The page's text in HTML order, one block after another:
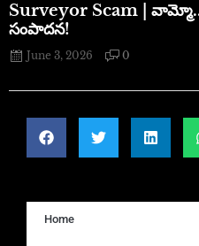
​Surveyor Scam | వామ్మో..
సంపాదన!
June 3, 2026 0
Home